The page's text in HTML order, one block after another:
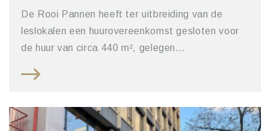
De Rooi Pannen heeft ter uitbreiding van de
leslokalen een huurovereenkomst gesloten voor
de huur van circa 440 m², gelegen…